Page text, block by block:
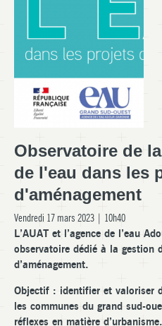
Observatoire de
de l'eau dans les
d'aménagement
Vendredi 17 mars 2023 | 10h40
L’AUAT et l’agence de l’eau
observatoire dédié à la gestion
d’aménagement.
Objectif : identifier et valoriser
les communes du grand sud-
réflexes en matière d’urbanisme.